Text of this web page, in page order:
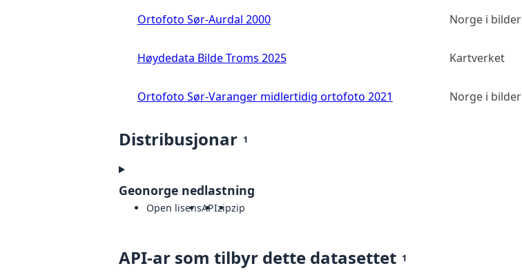
Ortofoto Sør-Aurdal 2000 Norge i bilder
Høydedata Bilde Troms 2025 Kartverket
Ortofoto Sør-Varanger midlertidig ortofoto 2021 Norge i bilder
Distribusjonar 1
Geonorge nedlastning
Open lisensAPIzipzip
API-ar som tilbyr dette datasettet 1